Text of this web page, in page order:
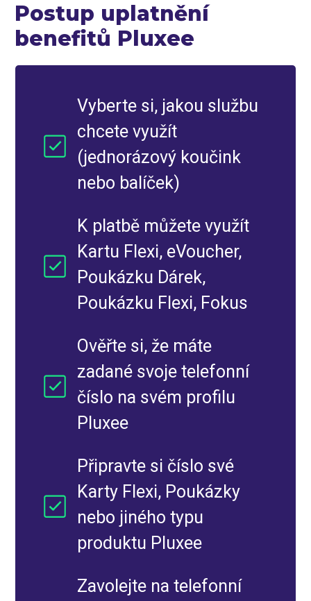
Postup uplatnění
benefitů Pluxee
Vyberte si, jakou službu
chcete využít
(jednorázový koučink
nebo balíček)
K platbě můžete využít
Kartu Flexi, eVoucher,
Poukázku Dárek,
Poukázku Flexi, Fokus
Ověřte si, že máte
zadané svoje telefonní
číslo na svém profilu
Pluxee
Připravte si číslo své
Karty Flexi, Poukázky
nebo jiného typu
produktu Pluxee
Zavolejte na telefonní